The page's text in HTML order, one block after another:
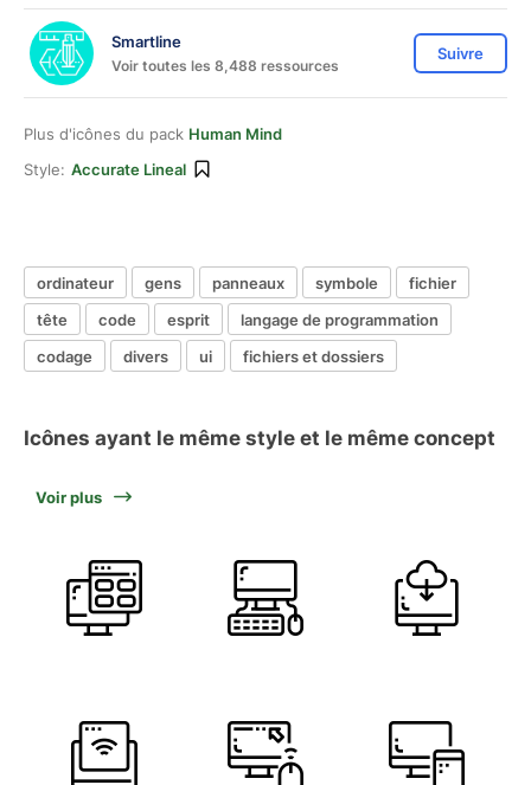
Smartline
Voir toutes les 8,488 ressources
Suivre
Plus d'icônes du pack Human Mind
Style: Accurate Lineal
ordinateur gens panneaux symbole
fichier
tête
code esprit
langage de programmation
codage
divers ui fichiers et dossiers
Icônes ayant le même style et le même concept
Voir plus